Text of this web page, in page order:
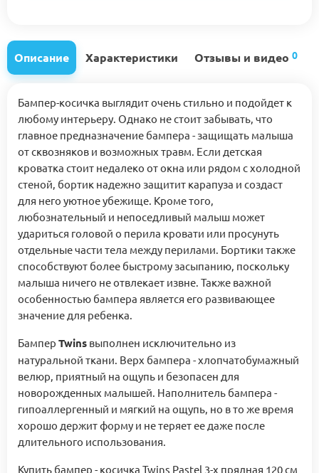
Описание Характеристики Отзывы и видео 0
Бампер-косичка выглядит очень стильно и подойдет к
любому интерьеру. Однако не стоит забывать, что
главное предназначение бампера - защищать малыша
от сквозняков и возможных травм. Если детская
кроватка стоит недалеко от окна или рядом с холодной
стеной, бортик надежно защитит карапуза и создаст
для него уютное убежище. Кроме того,
любознательный и непоседливый малыш может
удариться головой о перила кровати или просунуть
отдельные части тела между перилами. Бортики также
способствуют более быстрому засыпанию, поскольку
малыша ничего не отвлекает извне. Также важной
особенностью бампера является его развивающее
значение для ребенка.
Бампер Twins выполнен исключительно из
натуральной ткани. Верх бампера - хлопчатобумажный
велюр, приятный на ощупь и безопасен для
новорожденных малышей. Наполнитель бампера -
гипоаллергенный и мягкий на ощупь, но в то же время
хорошо держит форму и не теряет ее даже после
длительного использования.
Купить бампер - косичка Twins Pastel 3-х прядная 120 см